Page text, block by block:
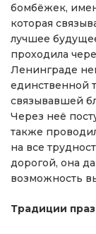
бомбёжек,
которая
лучшее
проходила
Ленинграде
единственной
связывавшей
Через неё
также
на все
дорогой, она
возможность
Традиции